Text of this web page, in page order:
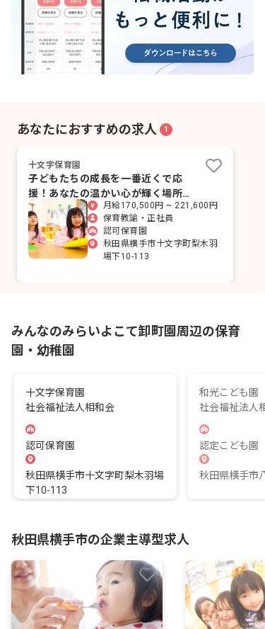
あなたにおすすめの求人 1
十文字保育園
子どもたちの成長を一番近くで応
援！あなたの温かい心が輝く場所で
す。
月給170,500円 ~ 221,600円
保育教諭・正社員
認可保育園
秋田県横手市十文字町梨木羽
場下10-113
みんなのみらいよこて卸町園周辺の保育
園・幼稚園
十文字保育園
社会福祉法人相和会
認可保育園
秋田県横手市十文字町梨木羽場
下10-113
和光こども園
社会福祉法人
認定こども園
秋田県横手市
秋田県横手市の企業主導型求人